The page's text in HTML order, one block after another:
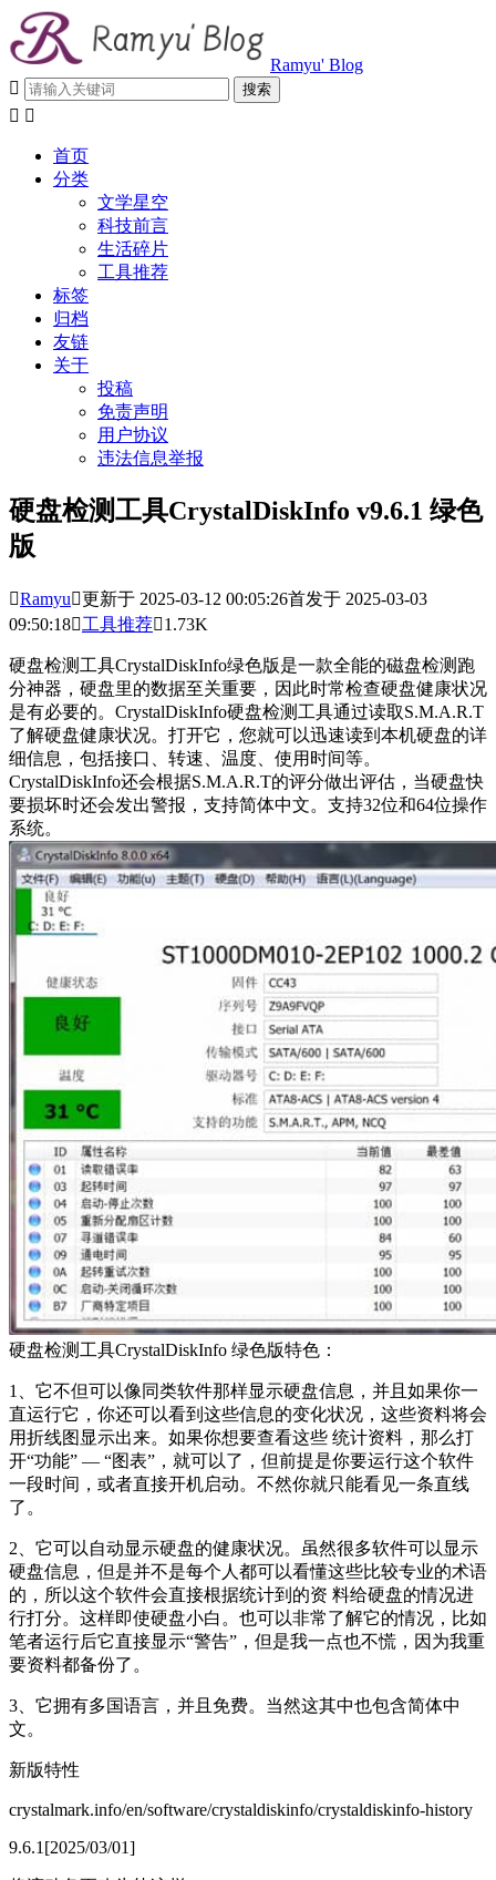
Ramyu' Blog

 
首页
分类
文学星空
科技前言
生活碎片
工具推荐
标签
归档
友链
关于
投稿
免责声明
用户协议
违法信息举报
硬盘检测工具CrystalDiskInfo v9.6.1 绿色
版
Ramyu更新于 2025-03-12 00:05:26首发于 2025-03-03
09:50:18工具推荐1.73K
硬盘检测工具CrystalDiskInfo绿色版是一款全能的磁盘检测跑
分神器，硬盘里的数据至关重要，因此时常检查硬盘健康状况
是有必要的。CrystalDiskInfo硬盘检测工具通过读取S.M.A.R.T
了解硬盘健康状况。打开它，您就可以迅速读到本机硬盘的详
细信息，包括接口、转速、温度、使用时间等。
CrystalDiskInfo还会根据S.M.A.R.T的评分做出评估，当硬盘快
要损坏时还会发出警报，支持简体中文。支持32位和64位操作
系统。
硬盘检测工具CrystalDiskInfo 绿色版特色：
1、它不但可以像同类软件那样显示硬盘信息，并且如果你一
直运行它，你还可以看到这些信息的变化状况，这些资料将会
用折线图显示出来。如果你想要查看这些 统计资料，那么打
开“功能” — “图表”，就可以了，但前提是你要运行这个软件
一段时间，或者直接开机启动。不然你就只能看见一条直线
了。
2、它可以自动显示硬盘的健康状况。虽然很多软件可以显示
硬盘信息，但是并不是每个人都可以看懂这些比较专业的术语
的，所以这个软件会直接根据统计到的资 料给硬盘的情况进
行打分。这样即使硬盘小白。也可以非常了解它的情况，比如
笔者运行后它直接显示“警告”，但是我一点也不慌，因为我重
要资料都备份了。
3、它拥有多国语言，并且免费。当然这其中也包含简体中
文。
新版特性
crystalmark.info/en/software/crystaldiskinfo/crystaldiskinfo-history
9.6.1[2025/03/01]